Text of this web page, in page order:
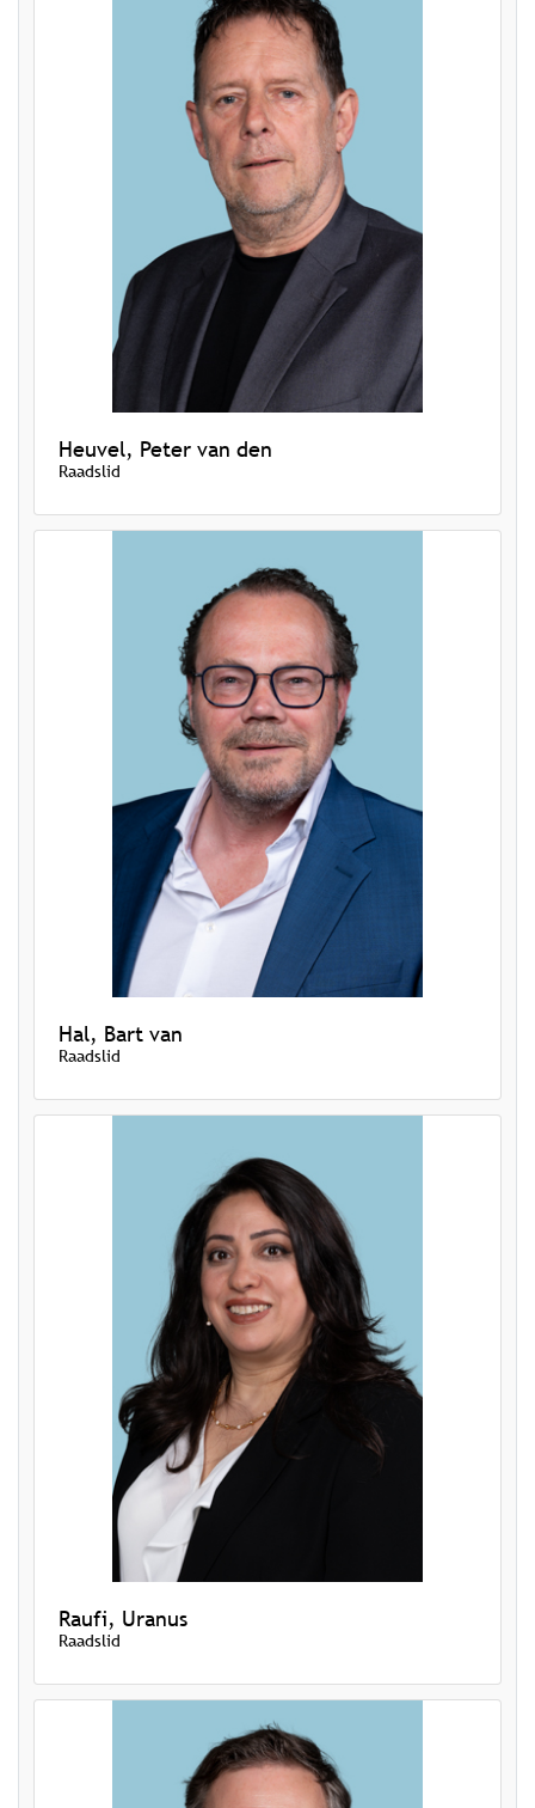
Heuvel, Peter van den
Raadslid
Hal, Bart van
Raadslid
Raufi, Uranus
Raadslid